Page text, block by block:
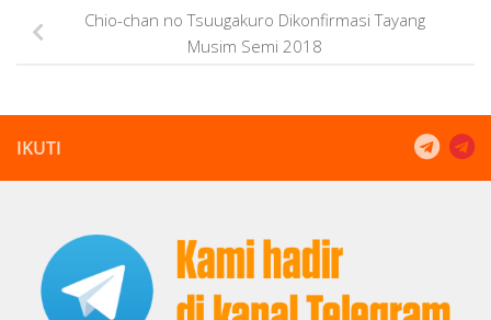
Chio-chan no Tsuugakuro Dikonfirmasi Tayang
Musim Semi 2018
IKUTI